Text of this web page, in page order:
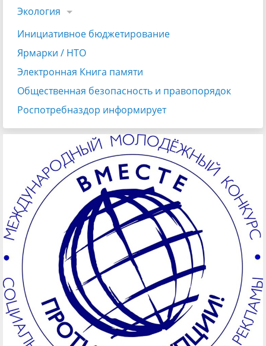
Экология
Инициативное бюджетирование
Ярмарки / НТО
Электронная Книга памяти
Общественная безопасность и правопорядок
Роспотребназдор информирует